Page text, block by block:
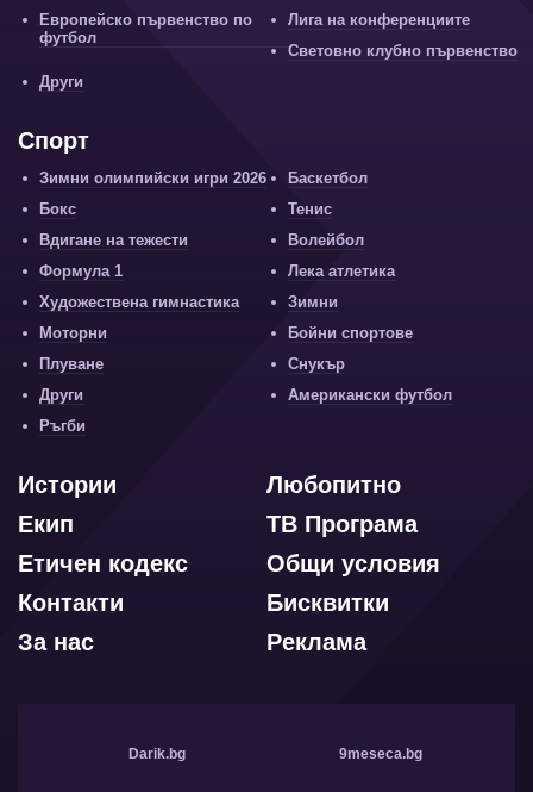
Европейско първенство по
футбол
Лига на конференциите
Световно клубно първенство
Други
Спорт
Зимни олимпийски игри 2026
Баскетбол
Бокс
Тенис
Вдигане на тежести
Волейбол
Формула 1
Лека атлетика
Художествена гимнастика
Зимни
Моторни
Бойни спортове
Плуване
Снукър
Други
Американски футбол
Ръгби
Любопитно
Истории
ТВ Програма
Екип
Общи условия
Етичен кодекс
Бисквитки
Контакти
Реклама
За нас
Darik.bg 9meseca.bg